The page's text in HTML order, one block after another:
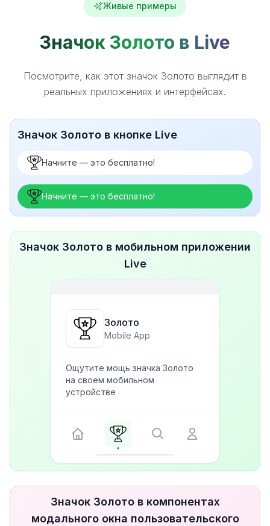
Живые примеры
Значок Золото в Live
Посмотрите, как этот значок Золото выглядит в
реальных приложениях и интерфейсах.
Значок Золото в кнопке Live
Начните — это бесплатно!
Начните — это бесплатно!
Значок Золото в мобильном приложении
Live
Золото
Mobile App
Ощутите мощь значка Золото
на своем мобильном
устройстве
Значок Золото в компонентах
модального окна пользовательского